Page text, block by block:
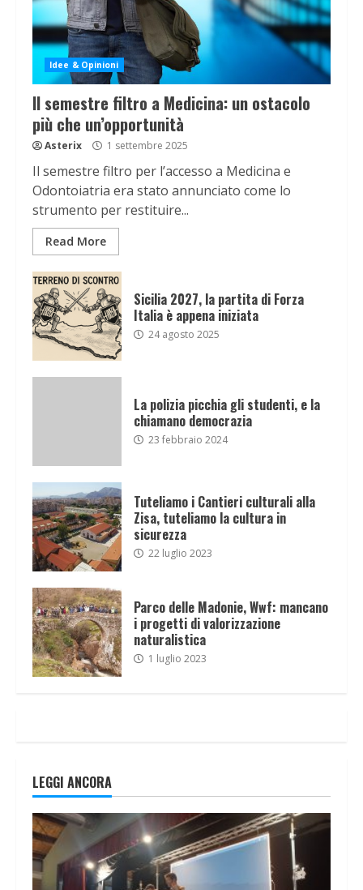
Idee & Opinioni
Il semestre filtro a Medicina: un ostacolo
più che un’opportunità
Asterix 1 settembre 2025
Il semestre filtro per l’accesso a Medicina e
Odontoiatria era stato annunciato come lo
strumento per restituire...
Read More
Sicilia 2027, la partita di Forza
Italia è appena iniziata
24 agosto 2025
La polizia picchia gli studenti, e la
chiamano democrazia
23 febbraio 2024
Tuteliamo i Cantieri culturali alla
Zisa, tuteliamo la cultura in
sicurezza
22 luglio 2023
Parco delle Madonie, Wwf: mancano
i progetti di valorizzazione
naturalistica
1 luglio 2023
LEGGI ANCORA